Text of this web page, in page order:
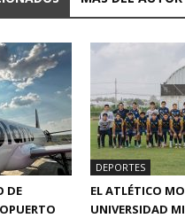
DE
DEPORTES
EL ATLÉTICO
UNIVERSIDAD